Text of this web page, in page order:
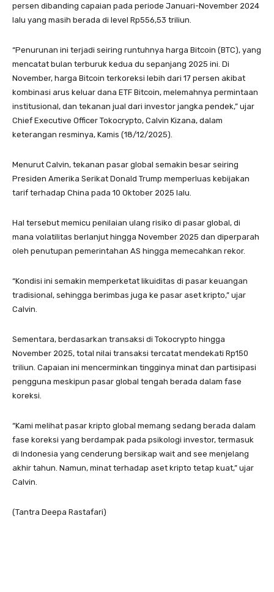
persen dibanding capaian pada periode Januari-November 2024
lalu yang masih berada di level Rp556,53 triliun.
“Penurunan ini terjadi seiring runtuhnya harga Bitcoin (BTC), yang
mencatat bulan terburuk kedua du sepanjang 2025 ini. Di
November, harga Bitcoin terkoreksi lebih dari 17 persen akibat
kombinasi arus keluar dana ETF Bitcoin, melemahnya permintaan
institusional, dan tekanan jual dari investor jangka pendek,” ujar
Chief Executive Officer Tokocrypto, Calvin Kizana, dalam
keterangan resminya, Kamis (18/12/2025).
Menurut Calvin, tekanan pasar global semakin besar seiring
Presiden Amerika Serikat Donald Trump memperluas kebijakan
tarif terhadap China pada 10 Oktober 2025 lalu.
Hal tersebut memicu penilaian ulang risiko di pasar global, di
mana volatilitas berlanjut hingga November 2025 dan diperparah
oleh penutupan pemerintahan AS hingga memecahkan rekor.
“Kondisi ini semakin memperketat likuiditas di pasar keuangan
tradisional, sehingga berimbas juga ke pasar aset kripto,” ujar
Calvin.
Sementara, berdasarkan transaksi di Tokocrypto hingga
November 2025, total nilai transaksi tercatat mendekati Rp150
triliun. Capaian ini mencerminkan tingginya minat dan partisipasi
pengguna meskipun pasar global tengah berada dalam fase
koreksi.
“Kami melihat pasar kripto global memang sedang berada dalam
fase koreksi yang berdampak pada psikologi investor, termasuk
di Indonesia yang cenderung bersikap wait and see menjelang
akhir tahun. Namun, minat terhadap aset kripto tetap kuat,” ujar
Calvin.
(Tantra Deepa Rastafari)